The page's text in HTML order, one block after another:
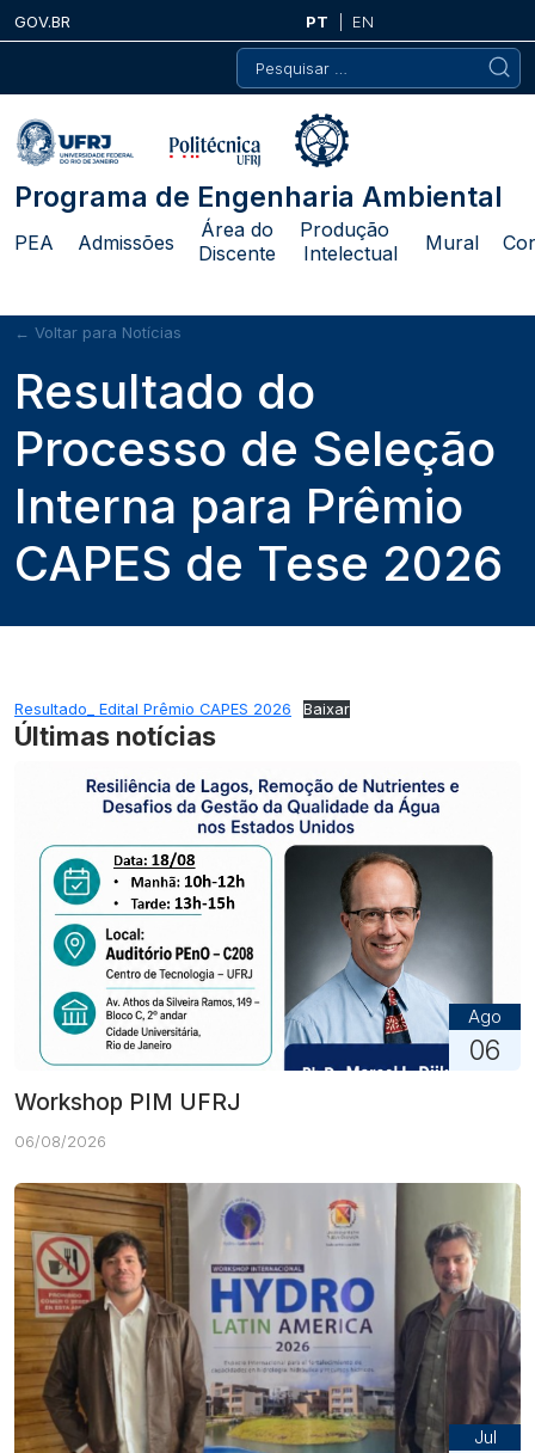
Skip
to
GOV.BR PT
EN
Pesquisar
por:
Programa de Engenharia Ambiental
PEA Admissões
Área do
Discente
Produção
Intelectual
Mural
← Voltar para Notícias
Resultado do
Processo de Seleção
Interna para Prêmio
CAPES de Tese 2026
Resultado_ Edital Prêmio CAPES 2026 Baixar
Últimas notícias
Ago
06
Workshop PIM UFRJ
06/08/2026
Jul